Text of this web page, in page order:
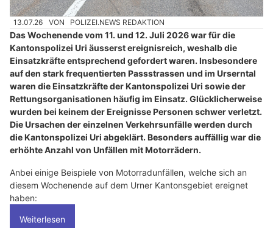
13.07.26 VON POLIZEI.NEWS REDAKTION
Das Wochenende vom 11. und 12. Juli 2026 war für die
Kantonspolizei Uri äusserst ereignisreich, weshalb die
Einsatzkräfte entsprechend gefordert waren. Insbesondere
auf den stark frequentierten Passstrassen und im Urserntal
waren die Einsatzkräfte der Kantonspolizei Uri sowie der
Rettungsorganisationen häufig im Einsatz. Glücklicherweise
wurden bei keinem der Ereignisse Personen schwer verletzt.
Die Ursachen der einzelnen Verkehrsunfälle werden durch
die Kantonspolizei Uri abgeklärt. Besonders auffällig war die
erhöhte Anzahl von Unfällen mit Motorrädern.
Anbei einige Beispiele von Motorradunfällen, welche sich an
diesem Wochenende auf dem Urner Kantonsgebiet ereignet
haben:
Weiterlesen